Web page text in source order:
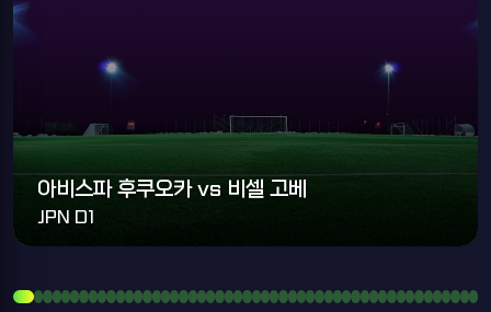
아비스파 후쿠오카 vs 비셀 고베
JPN D1